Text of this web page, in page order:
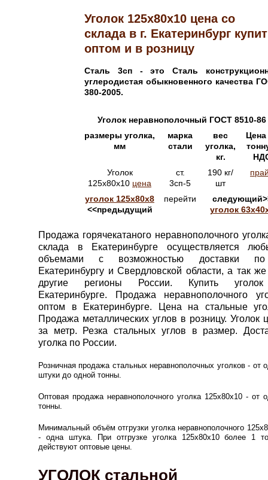
Уголок 125х80х10 цена со
склада в г. Екатеринбург
оптом и в розницу
Сталь 3сп - этоСталь
углеродистая обыкновенного качества
380-2005.
Уголок неравнополочный ГОСТ 8510-86
размеры уголка,
мм
марка
стали
вес
уголка,
кг.
Цена
Уголок
125х80х10 цена
ст.
3сп-5
190 кг/
шт
уголок 125х80х8
<<предыдущий
перейти
уголок
Продажа горячекатаного неравнополочного
склада в Екатеринбурге осуществляется
объемами с возможностью доставки
Екатеринбургу и Свердловской области, а так
другие регионы России. Купить
Екатеринбурге. Продажа неравнополочного
оптом в Екатеринбурге. Цена на стальные
Продажа металлических углов в розницу. Уголок
за метр. Резка стальных углов в размер.
уголка по России.
Розничная продажа стальных неравнополочных уголков - от
штуки до одной тонны.
Оптовая продажа неравнополочного уголка 125х80х10 - от
тонны.
Минимальный объём отгрузки уголка неравнополочного
- одна штука. При отгрузке уголка 125х80х10 более 1
действуют оптовые цены.
УГОЛОК стальной